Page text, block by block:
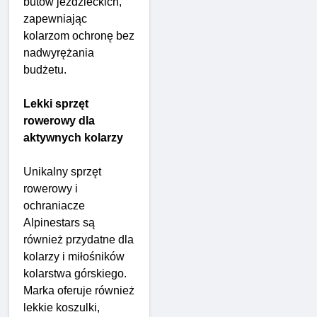
zapewniając
kolarzom ochronę bez
nadwyrężania
budżetu.
Lekki sprzęt
rowerowy dla
aktywnych kolarzy
Unikalny sprzęt
rowerowy i
ochraniacze
Alpinestars są
również przydatne dla
kolarzy i miłośników
kolarstwa górskiego.
Marka oferuje również
lekkie koszulki,